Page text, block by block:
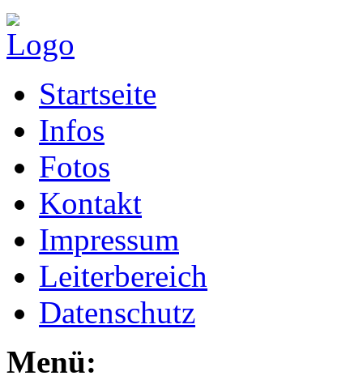
Startseite
Infos
Fotos
Kontakt
Impressum
Leiterbereich
Datenschutz
Menü: